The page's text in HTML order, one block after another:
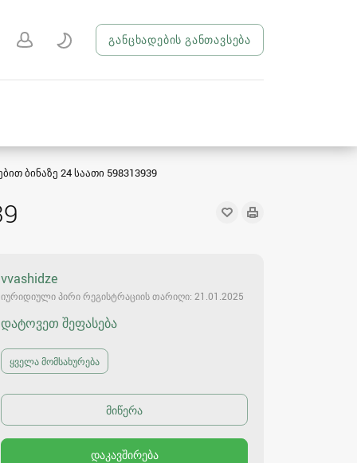
განცხადების განთავსება
ბინაზე 24 საათი 598313939
vvashidze
იურიდიული პირი რეგისტრაციის თარიღი: 21.01.2025
დატოვეთ შეფასება
ყველა მომსახურება